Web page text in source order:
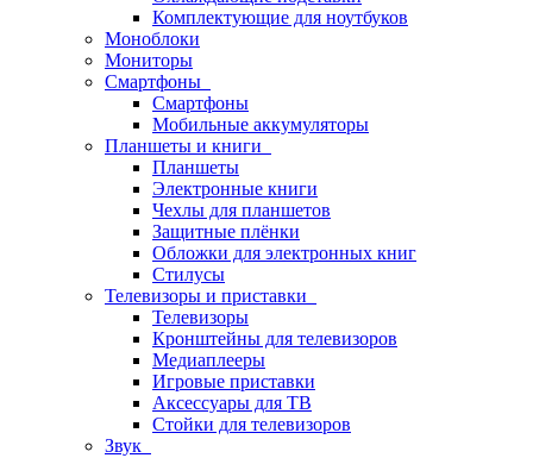
Комплектующие для ноутбуков
Моноблоки
Мониторы
Смартфоны
Смартфоны
Мобильные аккумуляторы
Планшеты и книги
Планшеты
Электронные книги
Чехлы для планшетов
Защитные плёнки
Обложки для электронных книг
Стилусы
Телевизоры и приставки
Телевизоры
Кронштейны для телевизоров
Медиаплееры
Игровые приставки
Аксессуары для ТВ
Стойки для телевизоров
Звук